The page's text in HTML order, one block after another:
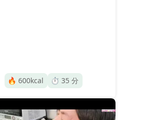
🔥 600kcal ⏱️ 35 分